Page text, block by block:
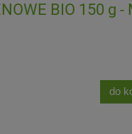
BIO 150 g -
do